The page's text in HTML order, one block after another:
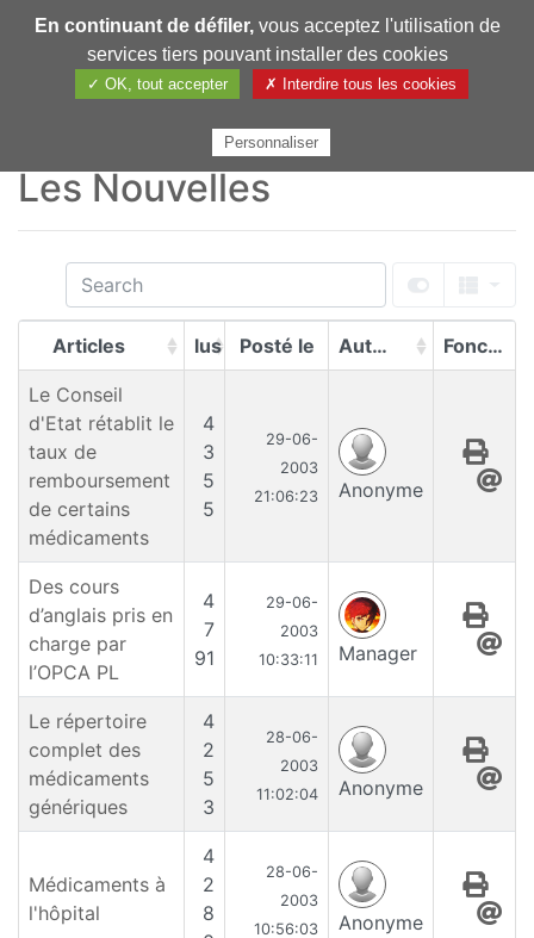
Pharmechange
Les Nouvelles
Articles lus Posté le Auteur Fonctions
Le Conseil
d'Etat rétablit le
taux de
remboursement
de certains
médicaments
4
3
5
5
29-06-
2003
21:06:23
Anonyme
Des cours
d’anglais pris en
charge par
l’OPCA PL
4
7
91
29-06-
2003
10:33:11
Manager
Le répertoire
complet des
médicaments
génériques
4
2
5
3
28-06-
2003
11:02:04
Anonyme
Médicaments à
l'hôpital
4
2
8
28-06-
2003
10:56:03
Anonyme
En continuant de défiler,vous acceptez l'utilisation de
services tiers pouvant installer des cookies
✓ OK, tout accepter ✗ Interdire tous les cookies
Personnaliser